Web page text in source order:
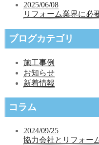
2025/06/08
リフォーム業界に必
ブログカテゴリ
施工事例
お知らせ
新着情報
コラム
2024/09/25
協力会社とリフォー